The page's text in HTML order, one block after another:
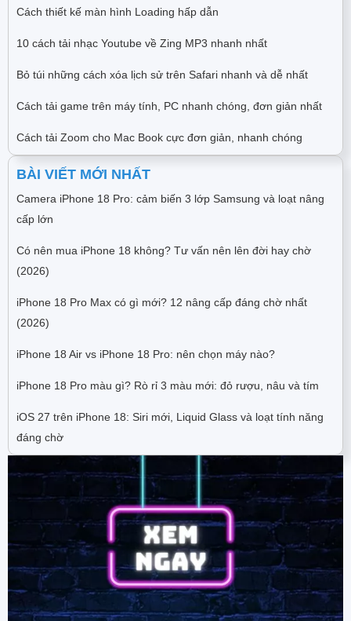
Cách thiết kế màn hình Loading hấp dẫn
10 cách tải nhạc Youtube về Zing MP3 nhanh nhất
Bỏ túi những cách xóa lịch sử trên Safari nhanh và dễ nhất
Cách tải game trên máy tính, PC nhanh chóng, đơn giản nhất
Cách tải Zoom cho Mac Book cực đơn giản, nhanh chóng
BÀI VIẾT MỚI NHẤT
Camera iPhone 18 Pro: cảm biến 3 lớp Samsung và loạt nâng
cấp lớn
Có nên mua iPhone 18 không? Tư vấn nên lên đời hay chờ
(2026)
iPhone 18 Pro Max có gì mới? 12 nâng cấp đáng chờ nhất
(2026)
iPhone 18 Air vs iPhone 18 Pro: nên chọn máy nào?
iPhone 18 Pro màu gì? Rò rỉ 3 màu mới: đỏ rượu, nâu và tím
iOS 27 trên iPhone 18: Siri mới, Liquid Glass và loạt tính năng
đáng chờ